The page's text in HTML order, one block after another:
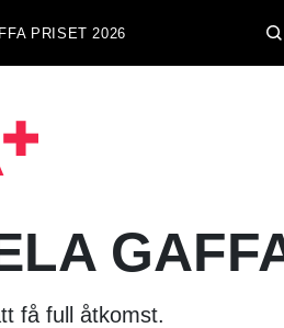
PRISET 2026
få full åtkomst.